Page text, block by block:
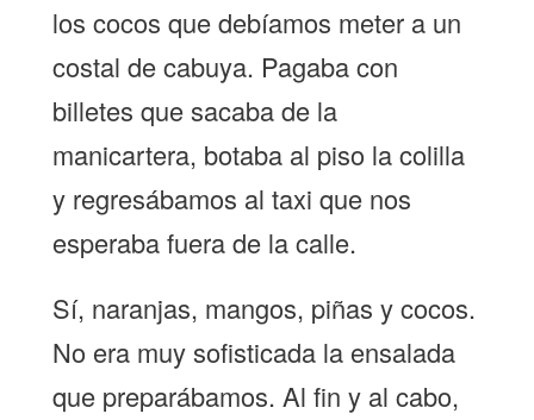
los cocos que debíamos meter a un
costal de cabuya. Pagaba con
billetes que sacaba de la
manicartera, botaba al piso la colilla
y regresábamos al taxi que nos
esperaba fuera de la calle.
Sí, naranjas, mangos, piñas y cocos.
No era muy sofisticada la ensalada
que preparábamos. Al fin y al cabo,